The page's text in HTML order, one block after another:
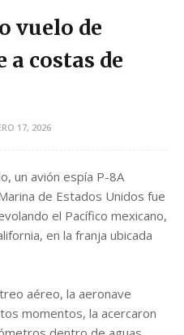
vuelo de
costas de
17, 2026
un avión espía P-8A
de Estados Unidos fue
el Pacífico mexicano,
en la franja ubicada
aéreo, la aeronave
momentos, la acercaron